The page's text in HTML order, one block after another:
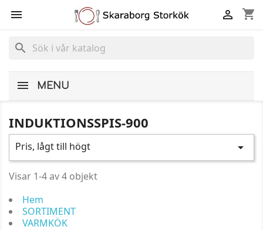
 shopping_cart

search
MENU
INDUKTIONSSPIS-900
Pris, lågt till högt 
Visar 1-4 av 4 objekt
Hem
SORTIMENT
VARMKÖK